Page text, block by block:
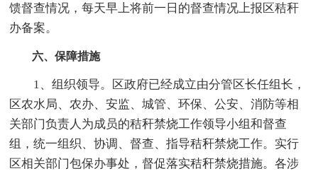
馈督查情况，每天早上将前一日的督查情况上报区秸秆
办备案。
六、保障措施
1、组织领导。区政府已经成立由分管区长任组长，
区农水局、农办、安监、城管、环保、公安、消防等相
关部门负责人为成员的秸秆禁烧工作领导小组和督查
组，统一组织、协调、督查、指导秸秆禁烧工作。实行
区相关部门包保办事处，督促落实秸秆禁烧措施。各涉